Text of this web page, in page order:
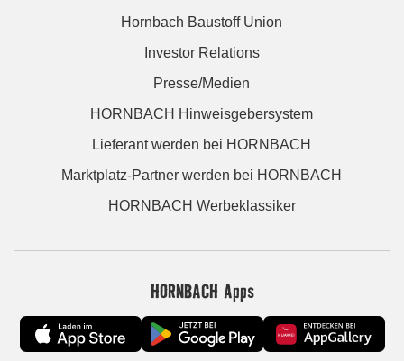
Hornbach Baustoff Union
Investor Relations
Presse/Medien
HORNBACH Hinweisgebersystem
Lieferant werden bei HORNBACH
Marktplatz-Partner werden bei HORNBACH
HORNBACH Werbeklassiker
HORNBACH Apps